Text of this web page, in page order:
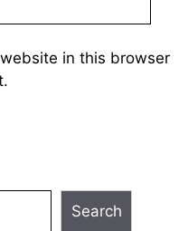
in this browser
Search